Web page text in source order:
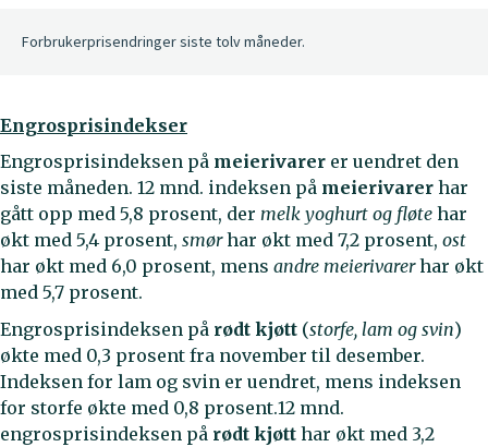
Forbrukerprisendringer siste tolv måneder.
Engrosprisindekser
Engrosprisindeksen på meierivarer er uendret den
siste måneden. 12 mnd. indeksen på meierivarer har
gått opp med 5,8 prosent, der melk yoghurt og fløte har
økt med 5,4 prosent, smørhar økt med 7,2 prosent, ost
har økt med 6,0 prosent, mens andre meierivarerhar økt
med 5,7 prosent.
Engrosprisindeksen på rødt kjøtt (storfe, lam og svin)
økte med 0,3 prosent fra november til desember.
Indeksen for lam og svin er uendret, mens indeksen
for storfe økte med 0,8 prosent.12 mnd.
engrosprisindeksen på rødt kjøtt har økt med 3,2